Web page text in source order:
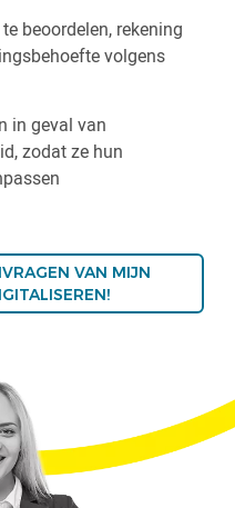
beoordelen, rekening
volgens
in geval van
zodat ze hun
VAN MIJN